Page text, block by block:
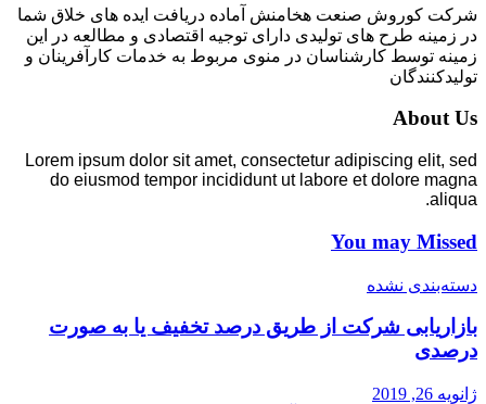
شرکت کوروش صنعت هخامنش آماده دریافت ایده های خلاق شما
در زمینه طرح های تولیدی دارای توجیه اقتصادی و مطالعه در این
زمینه توسط کارشناسان در منوی مربوط به خدمات کارآفرینان و
تولیدکنندگان
About Us
Lorem ipsum dolor sit amet, consectetur adipiscing elit, sed
do eiusmod tempor incididunt ut labore et dolore magna
aliqua.
You may Missed
دسته‌بندی نشده
بازاریابی شرکت از طریق درصد تخفیف یا به صورت
درصدی
ژانویه 26, 2019